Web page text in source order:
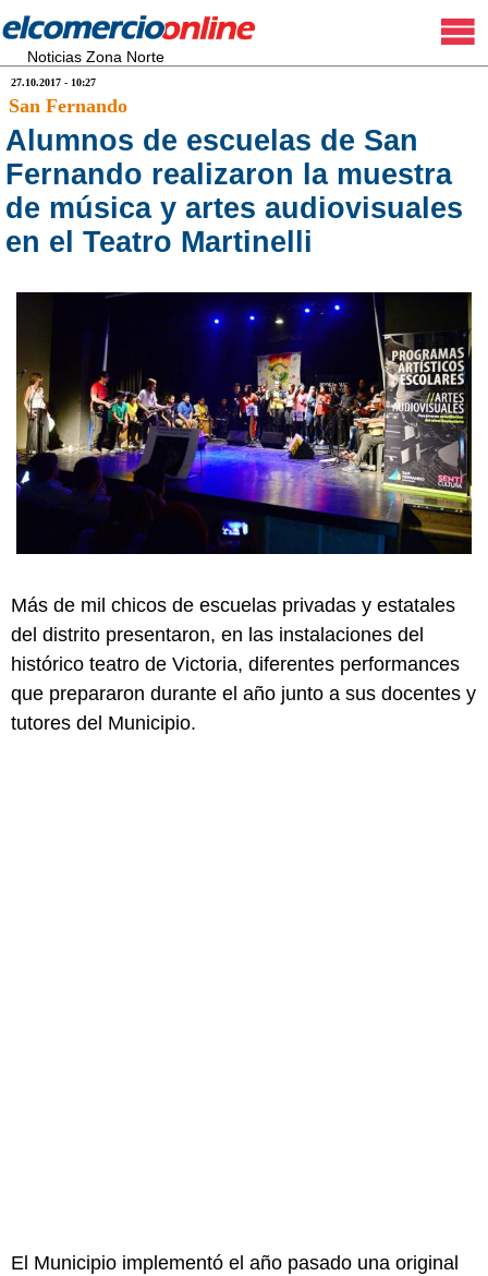
Noticias Zona Norte
27.10.2017 - 10:27
San Fernando
Alumnos de escuelas de San
Fernando realizaron la muestra
de música y artes audiovisuales
en el Teatro Martinelli
Más de mil chicos de escuelas privadas y estatales
del distrito presentaron, en las instalaciones del
histórico teatro de Victoria, diferentes performances
que prepararon durante el año junto a sus docentes y
tutores del Municipio.
El Municipio implementó el año pasado una original